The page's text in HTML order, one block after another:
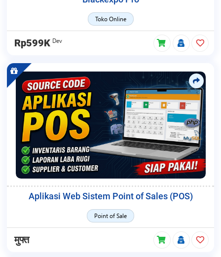
Toko Online
Rp599K Dev
Aplikasi Web Sistem Point of Sales (POS)
Point of Sale
मुफ्त